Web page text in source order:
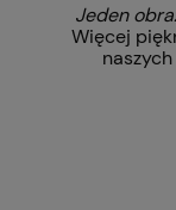
Jeden
Więcej